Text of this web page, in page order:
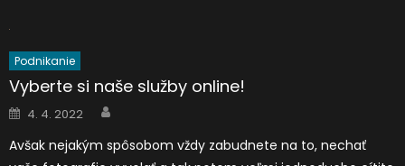
Podnikanie
Vyberte si naše služby online!
Posted
on
4. 4. 2022
Avšak nejakým spôsobom vždy zabudnete na to, nechať